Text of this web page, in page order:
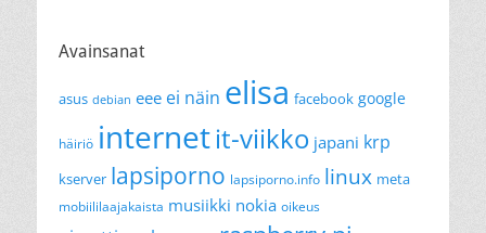
Avainsanat
asus debian eee ei näin elisa facebook google
häiriö internetit-viikko japani krp
kserver lapsiporno lapsiporno.info linux meta
mobiililaajakaista musiikki nokia oikeus